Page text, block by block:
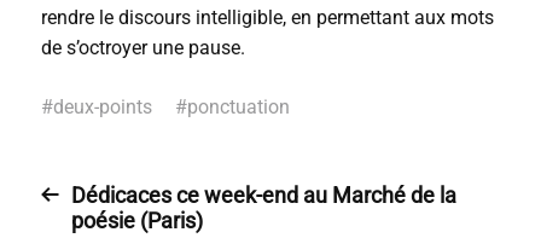
rendre le discours intelligible, en permettant aux mots
de s’octroyer une pause.
#deux-points #ponctuation
Dédicaces ce week-end au Marché de la
poésie (Paris)